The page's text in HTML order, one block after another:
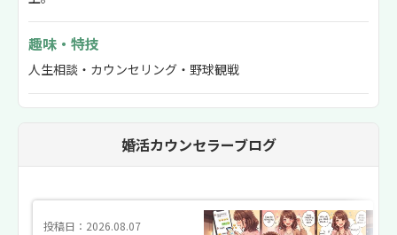
趣味・特技
人生相談・カウンセリング・野球観戦
婚活カウンセラーブログ
投稿日：2026.08.07